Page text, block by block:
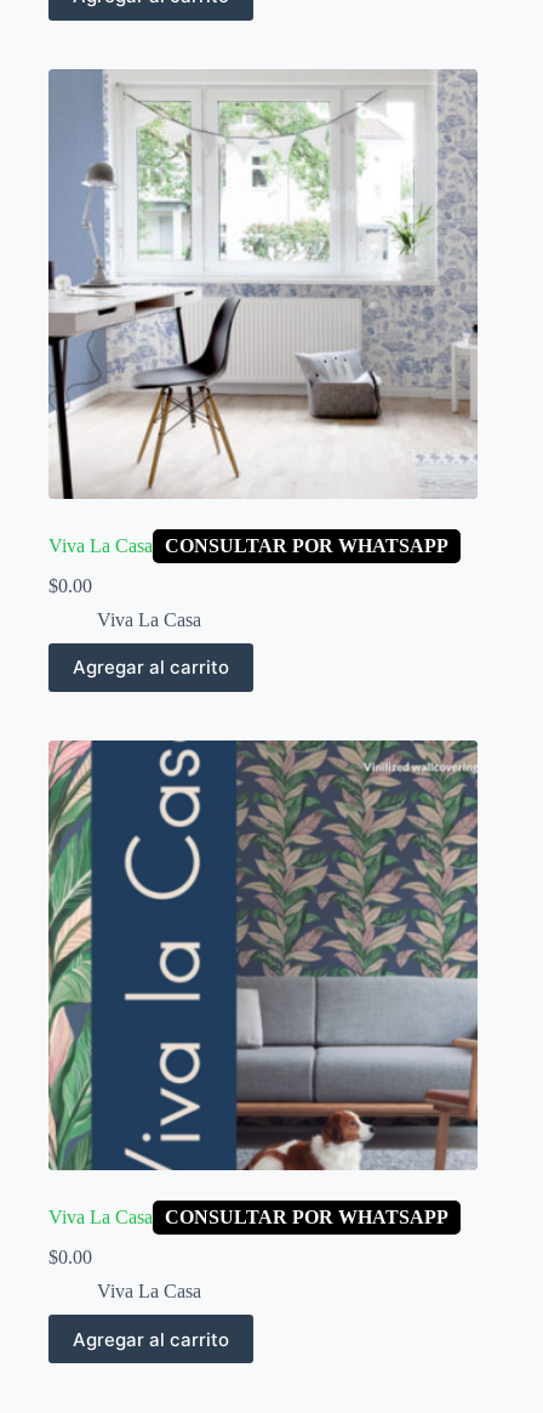
Viva La Casa
CONSULTAR POR WHATSAPP
$0.00
Viva La Casa
Agregar al carrito
Viva La Casa
CONSULTAR POR WHATSAPP
$0.00
Viva La Casa
Agregar al carrito